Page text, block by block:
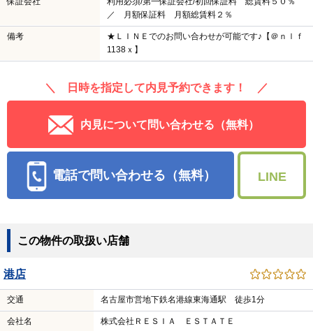
／ 月額保証料 月額総賃料２％
備考
★ＬＩＮＥでのお問い合わせが可能です♪【＠ｎｌｆ
1138ｘ】
＼ 日時を指定して内見予約できます！ ／
内見について問い合わせる（無料）
電話で問い合わせる（無料） LINE
この物件の取扱い店舗
港店
交通 名古屋市営地下鉄名港線東海通駅 徒歩1分
会社名 株式会社ＲＥＳＩＡ ＥＳＴＡＴＥ